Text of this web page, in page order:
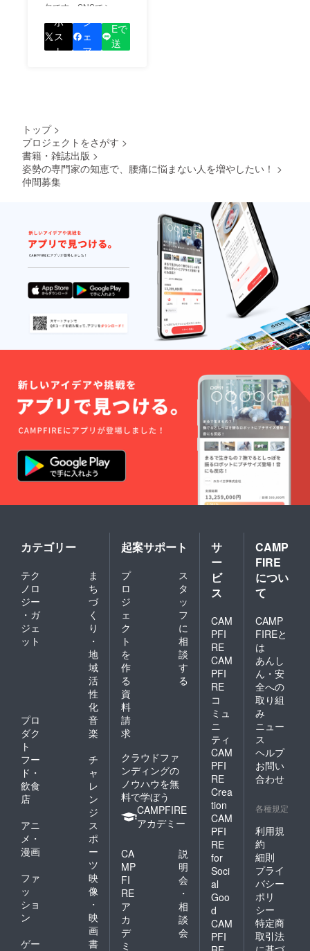
欠です。SNSでシェア
をして、あなたが応援
しているプロジェクト
の良さを知ってもらい
ポ
ス
ト
シ
ェ
ア
Eで
送
トップ >
プロジェクトをさがす >
書籍・雑誌出版 >
姿勢の専門家の知恵で、腰痛に悩まない人を増やしたい！ >
仲間募集
カテゴリー
テク
ノロ
ジー
・ガ
ジェ
ット
ま
ち
づ
く
り
・
地
域
活
性
化
プロ
ダク
ト
音
楽
フー
ド・
飲食
店
チ
ャ
レ
ン
ジ
アニ
メ・
漫画
ス
ポ
ー
ツ
ファ
ッ
ショ
ン
映
像
・
映
画
ゲー
書
起案サポート
プ
ロ
ジ
ェ
ク
ト
を
作
る
ス
タ
ッ
フ
に
相
談
す
る
資
料
請
求
クラウドファ
ンディングの
ノウハウを無
料で学ぼう
CAMPFIRE
アカデミー
CA
MP
FI
RE
ア
カ
デ
ミ
説
明
会
・
相
談
会
サ
ー
ビ
ス
CAM
PFI
RE
CAM
PFI
RE
コ
ミュ
ニ
ティ
CAM
PFI
RE
Crea
tion
CAM
PFI
RE
for
Soci
al
Goo
d
CAM
PFI
CAMP
FIRE
につい
て
CAMP
FIREと
は
あんし
ん・安
全への
取り組
み
ニュー
ス
ヘルプ
お問い
合わせ
各種規定
利用規
約
細則
プライ
バシー
ポリ
シー
特定商
取引法